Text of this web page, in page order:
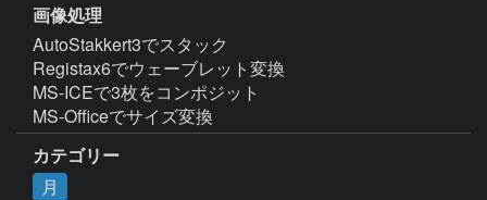
画像処理
AutoStakkert3でスタック
Registax6でウェーブレット変換
MS-ICEで3枚をコンポジット
MS-Officeでサイズ変換
カテゴリー
月